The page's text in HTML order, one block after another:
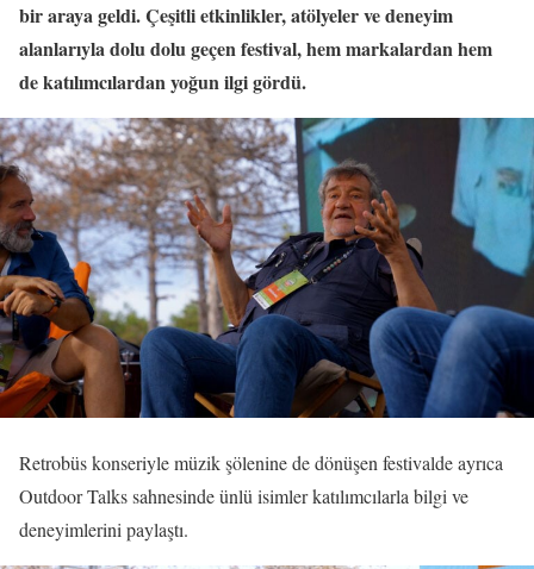
bir araya geldi. Çeşitli etkinlikler, atölyeler ve deneyim
alanlarıyla dolu dolu geçen festival, hem markalardan hem
de katılımcılardan yoğun ilgi gördü.
Retrobüs konseriyle müzik şölenine de dönüşen festivalde ayrıca
Outdoor Talks sahnesinde ünlü isimler katılımcılarla bilgi ve
deneyimlerini paylaştı.